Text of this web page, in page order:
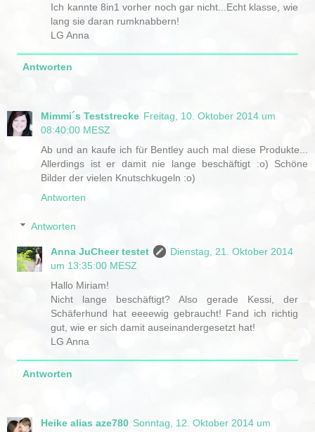
Ich kannte 8in1 vorher noch gar nicht...Echt klasse, wie
lang sie daran rumknabbern!
LG Anna
Antworten
Mimmi´s Teststrecke Freitag, 10. Oktober 2014 um
08:40:00 MESZ
Ab und an kaufe ich für Bentley auch mal diese Produkte...
Allerdings ist er damit nie lange beschäftigt :o) Schöne
Bilder der vielen Knutschkugeln :o)
Antworten
Antworten
Anna JuCheer testet
Dienstag, 21. Oktober 2014
um 13:35:00 MESZ
Hallo Miriam!
Nicht lange beschäftigt? Also gerade Kessi, der
Schäferhund hat eeeewig gebraucht! Fand ich richtig
gut, wie er sich damit auseinandergesetzt hat!
LG Anna
Antworten
Heike alias aze780 Sonntag, 12. Oktober 2014 um